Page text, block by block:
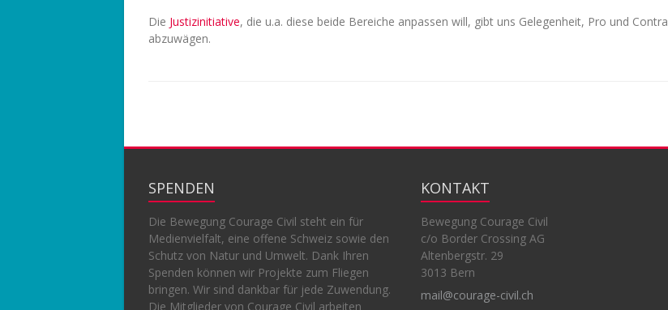
Die Justizinitiative, die u.a. diese beide Bereiche anpassen will, gibt uns Gelegenheit, Pro und Contra
abzuwägen.
SPENDEN
Die Bewegung Courage Civil steht ein für
Medienvielfalt, eine offene Schweiz sowie den
Schutz von Natur und Umwelt. Dank Ihren
Spenden können wir Projekte zum Fliegen
bringen. Wir sind dankbar für jede Zuwendung.
Die Mitglieder von Courage Civil arbeiten
KONTAKT
Bewegung Courage Civil
c/o Border Crossing AG
Altenbergstr. 29
3013 Bern
mail@courage-civil.ch